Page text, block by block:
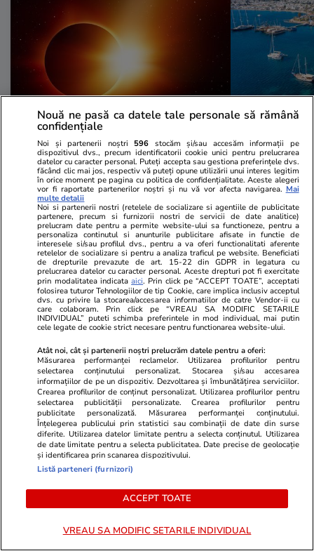
Vacanțe și Cultură 21:18
Numărul de rezervări crește
masiv în orașele europene unde
se va vedea prima eclipsă de
soare din ultimii 27 de ani
Vacanțe și
Orașul
Turciei”,
40% mai
Franceză.
costă doar
Lifestyle 01 aug.
Cum se face cafeaua la presa
franceză – cum funcționează și
care sunt avantajele
Lifestyle 15 iul.
Combinaţii răcoritoare de apă
cu fructe şi plante aromatice
pentru vară
Nouă ne pasă ca datele tale personale să rămână
confidențiale
Noi și partenerii noștri 596 stocăm și/sau accesăm informații pe
dispozitivul dvs., precum identificatorii cookie unici pentru prelucrarea
datelor cu caracter personal. Puteți accepta sau gestiona preferințele dvs.
făcând clic mai jos, respectiv vă puteți opune utilizării unui interes legitim
în orice moment pe pagina cu politica de confidențialitate. Aceste alegeri
vor fi raportate partenerilor noștri și nu vă vor afecta navigarea. Mai
multe detalii
Noi si partenerii nostri (retelele de socializare si agentiile de publicitate
partenere, precum si furnizorii nostri de servicii de date analitice)
prelucram date pentru a permite website-ului sa functioneze, pentru a
personaliza continutul si anunturile publicitare afisate in functie de
interesele si/sau profilul dvs., pentru a va oferi functionalitati aferente
retelelor de socializare si pentru a analiza traficul pe website. Beneficiati
de drepturile prevazute de art. 15-22 din GDPR in legatura cu
prelucrarea datelor cu caracter personal. Aceste drepturi pot fi exercitate
prin modalitatea indicataaici. Prin click pe “ACCEPT TOATE”, acceptati
folosirea tuturor Tehnologiilor de tip Cookie, care implica inclusiv acceptul
dvs. cu privire la stocarea/accesarea informatiilor de catre Vendor-ii cu
care colaboram. Prin click pe “VREAU SA MODIFIC SETARILE
INDIVIDUAL” puteti schimba preferintele in mod individual, mai putin
cele legate de cookie strict necesare pentru functionarea website-ului.
Atât noi, cât și partenerii noștri prelucrăm datele pentru a oferi:
Măsurarea performanței reclamelor. Utilizarea profilurilor pentru
selectarea conținutului personalizat. Stocarea și/sau accesarea
informațiilor de pe un dispozitiv. Dezvoltarea și îmbunătățirea serviciilor.
Crearea profilurilor de conținut personalizat. Utilizarea profilurilor pentru
selectarea publicității personalizate. Crearea profilurilor pentru
publicitate personalizată. Măsurarea performanței conținutului.
Înțelegerea publicului prin statistici sau combinații de date din surse
diferite. Utilizarea datelor limitate pentru a selecta conținutul. Utilizarea
de date limitate pentru a selecta publicitatea. Date precise de geolocație
și identificarea prin scanarea dispozitivului.
Listă parteneri (furnizori)
ACCEPT TOATE
VREAU SA MODIFIC SETARILE INDIVIDUAL